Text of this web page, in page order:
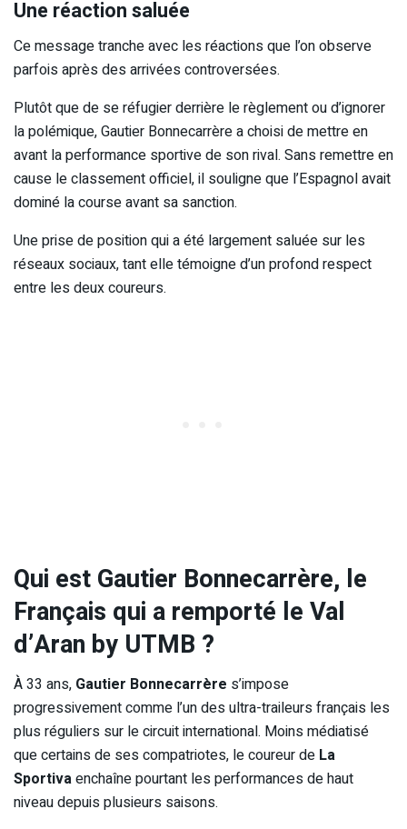
Une réaction saluée
Ce message tranche avec les réactions que l’on observe
parfois après des arrivées controversées.
Plutôt que de se réfugier derrière le règlement ou d’ignorer
la polémique, Gautier Bonnecarrère a choisi de mettre en
avant la performance sportive de son rival. Sans remettre en
cause le classement officiel, il souligne que l’Espagnol avait
dominé la course avant sa sanction.
Une prise de position qui a été largement saluée sur les
réseaux sociaux, tant elle témoigne d’un profond respect
entre les deux coureurs.
Qui est Gautier Bonnecarrère, le
Français qui a remporté le Val
d’Aran by UTMB ?
À 33 ans, Gautier Bonnecarrère s’impose
progressivement comme l’un des ultra-traileurs français les
plus réguliers sur le circuit international. Moins médiatisé
que certains de ses compatriotes, le coureur de La
Sportivaenchaîne pourtant les performances de haut
niveau depuis plusieurs saisons.